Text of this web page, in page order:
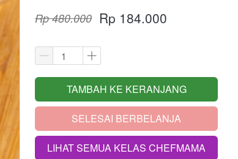
Rp 480.000 Rp 184.000
`
TAMBAH KE KERANJANG
`SELESAI BERBELANJA
`LIHAT SEMUA KELAS CHEFMAMA